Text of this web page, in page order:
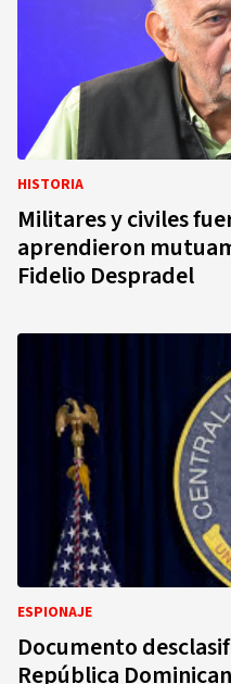
HISTORIA
Militares y civiles
aprendieron
Fidelio Despradel
ESPIONAJE
Documento
República